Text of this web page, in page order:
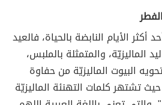
أكثر الأيام النابضة بالحياة، فالعيد
الماليزيّة، والمتمثلة بالملبس،
البيوت الماليزيّة من حفاوة
تشتهر كلمات التهنئة الماليزيّة